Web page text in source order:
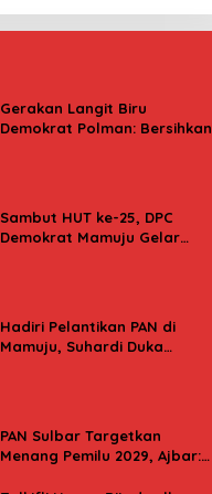
Gerakan Langit Biru
Demokrat Polman: Bersihkan
Sambut HUT ke-25, DPC
Demokrat Mamuju Gelar
Hadiri Pelantikan PAN di
Mamuju, Suhardi Duka
PAN Sulbar Targetkan
Menang Pemilu 2029, Ajbar: